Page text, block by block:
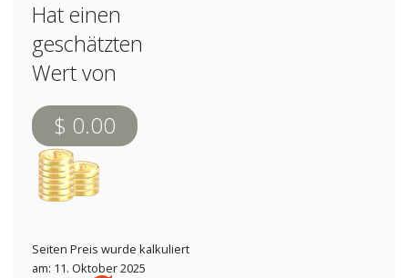
Hat einen
geschätzten
Wert von
$ 0.00
Seiten Preis wurde kalkuliert
am: 11. Oktober 2025